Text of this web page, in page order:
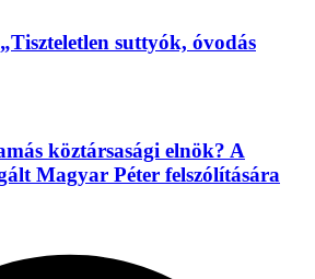
suttyók, óvodás
köztársasági elnök? A
Magyar Péter felszólítására